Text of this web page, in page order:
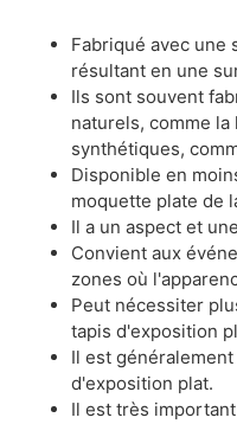
Fabriqué avec une
résultant en une
Ils sont souvent
naturels, comme
synthétiques,
Disponible en
moquette plate de
Il a un aspect et
Convient aux
zones où
Peut nécessiter
tapis d'exposition
Il est
d'exposition plat.
Il est très